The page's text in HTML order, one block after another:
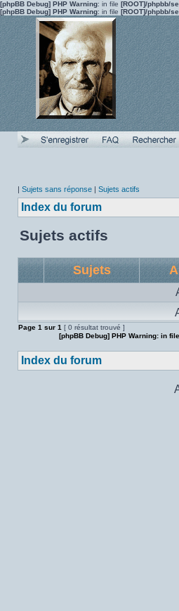
[phpBB Debug] PHP Warning: in file [ROOT]/phpbb/
[phpBB Debug] PHP Warning: in file [ROOT]/phpbb/
| Sujets sans réponse | Sujets actifs
Index du forum
Sujets actifs
Sujets
Page 1 sur 1 [ 0 résultat trouvé ]
[phpBB Debug] PHP Warning: in file
Index du forum